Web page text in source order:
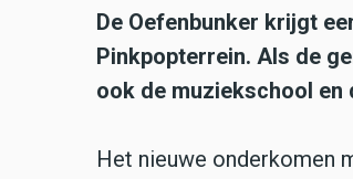
De Oefenbunker krijgt
Pinkpopterrein. Als de
ook de muziekschool en
Het nieuwe onderkomen